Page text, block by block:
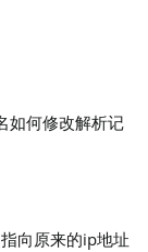
如何修改解析记
向原来的ip地址